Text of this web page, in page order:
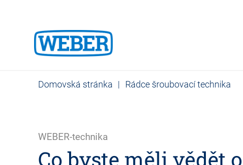
Domovská stránka | Rádce šroubovací technika
WEBER-technika
Co byste měli vědět